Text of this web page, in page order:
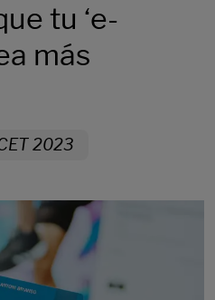
tu ‘e-
más
2023